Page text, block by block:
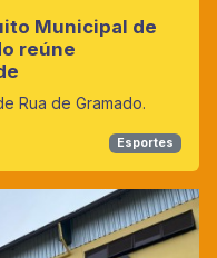
Municipal de
reúne
Rua de Gramado.
Esportes